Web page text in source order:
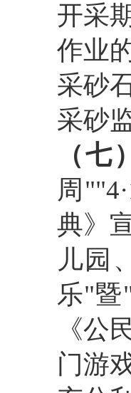
开采
作业
采砂
采砂
（
周
典》
儿园
乐"暨
《公
门游